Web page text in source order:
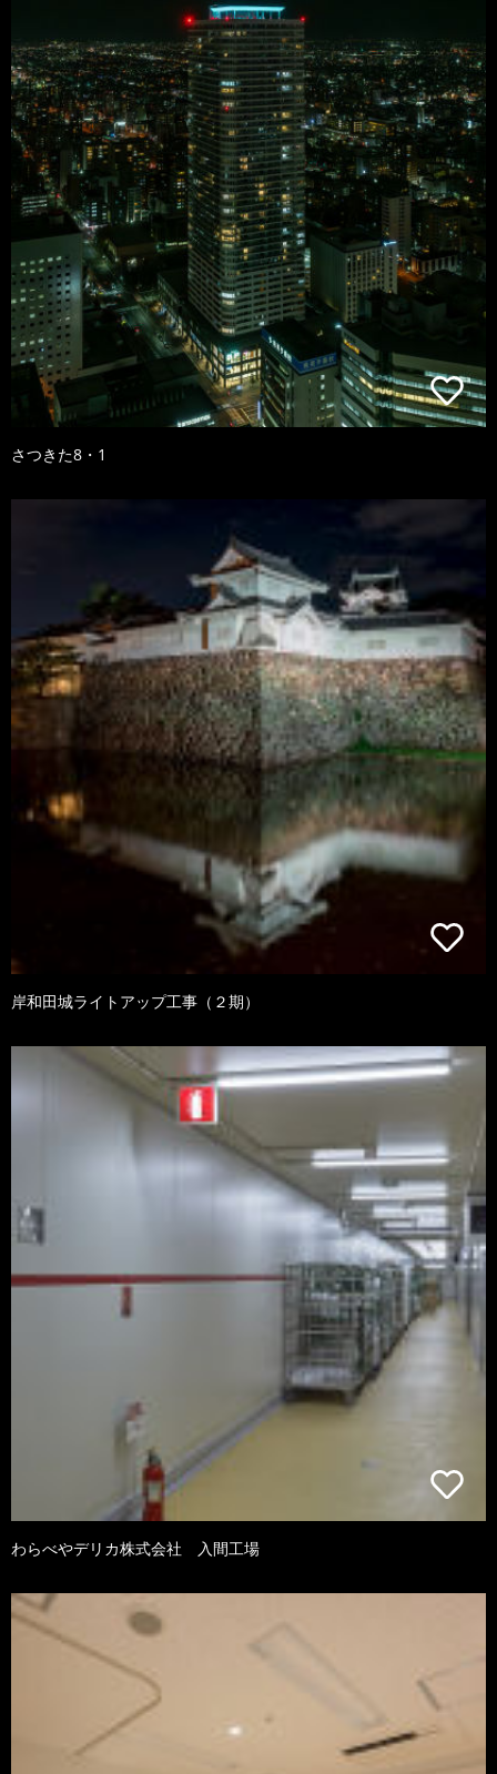
さつきた8・1
岸和田城ライトアップ工事（２期）
わらべやデリカ株式会社 入間工場